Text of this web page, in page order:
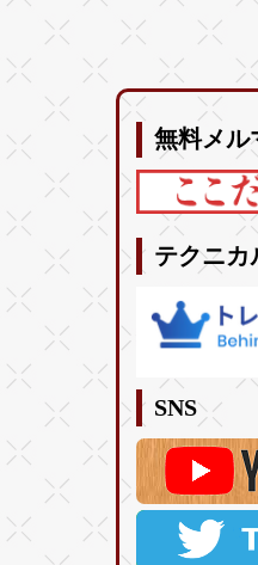
無料メル
テクニカ
SNS